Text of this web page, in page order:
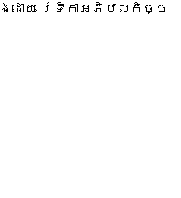
ដោយ វេទិកាអភិបាលកិច្ច